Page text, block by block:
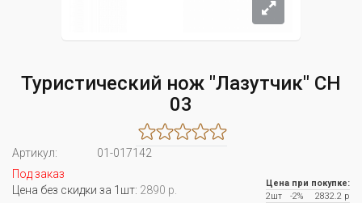
Туристический нож "Лазутчик" СН
03
Артикул:
01-017142
Под заказ
Цена без скидки за 1шт: 2890 р.
Цена при покупке:
2шт
-2%
2832.2 р